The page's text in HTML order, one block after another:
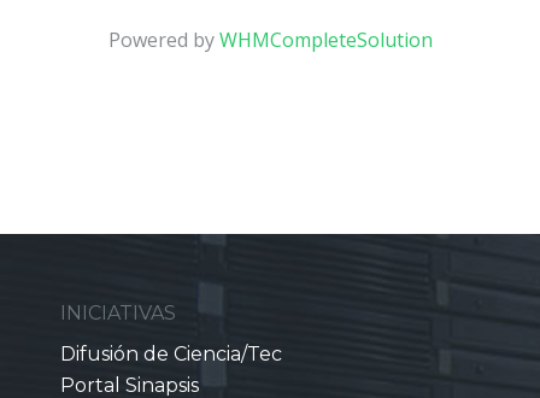
Powered byWHMCompleteSolution
INICIATIVAS
Difusión de Ciencia/Tec
Portal Sinapsis